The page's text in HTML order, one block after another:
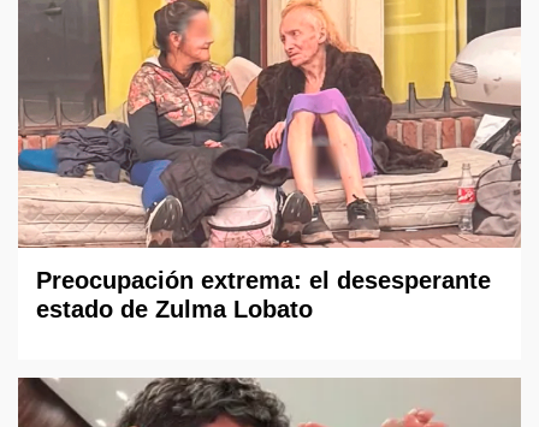
Preocupación extrema: el desesperante
estado de Zulma Lobato